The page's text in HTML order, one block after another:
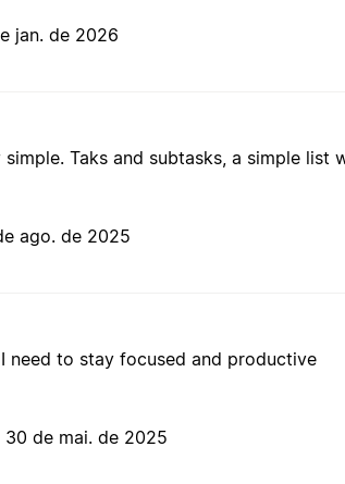
jan. de 2026
Taks and subtasks, a simple list
ago. de 2025
need to stay focused and productive
30 de mai. de 2025